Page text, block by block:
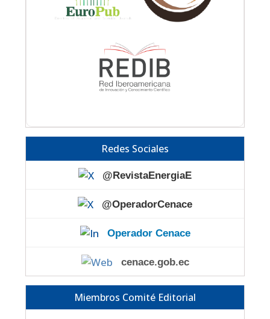
Redes Sociales
@RevistaEnergiaE
@OperadorCenace
Operador Cenace
cenace.gob.ec
Miembros Comité Editorial